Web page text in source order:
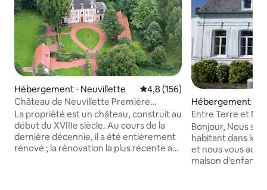
Hébergement ⋅ Neuvillette Évaluation moyenne sur la
4,8 (156)
Château de Neuvillette Première
Guerre mondiale
La propriété est un château, construit au
début du XVIIIe siècle. Au cours de la
dernière décennie, il a été entièrement
rénové ; la rénovation la plus récente a
Hébergement ⋅
Entre Terre et
Bonjour, Nous
habitant dans le
et nous vous accueillons au sein de notre
maison